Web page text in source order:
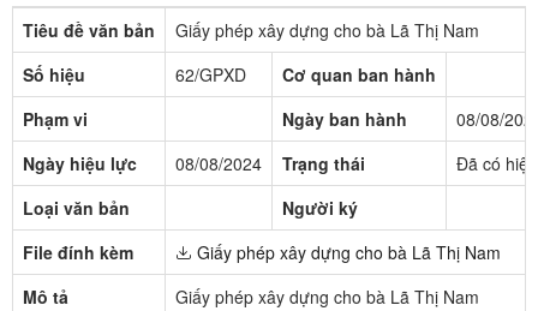
Tiêu đề văn bản
Giấy phép xây dựng cho bà Lã Thị Nam
Số hiệu
62/GPXD
Cơ quan ban hành
Phạm vi
Ngày ban hành
08/08/
Ngày hiệu lực
08/08/2024 Trạng thái
Đã có
Loại văn bản
Người ký
File đính kèm
Giấy phép xây dựng cho bà Lã Thị Nam
Mô tả
Giấy phép xây dựng cho bà Lã Thị Nam